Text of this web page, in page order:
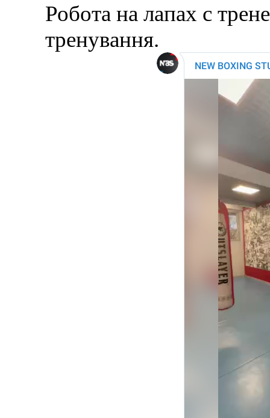
Робота на лапах с
тренування.